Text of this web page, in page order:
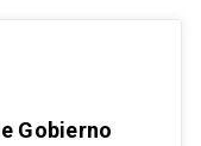
Gobierno